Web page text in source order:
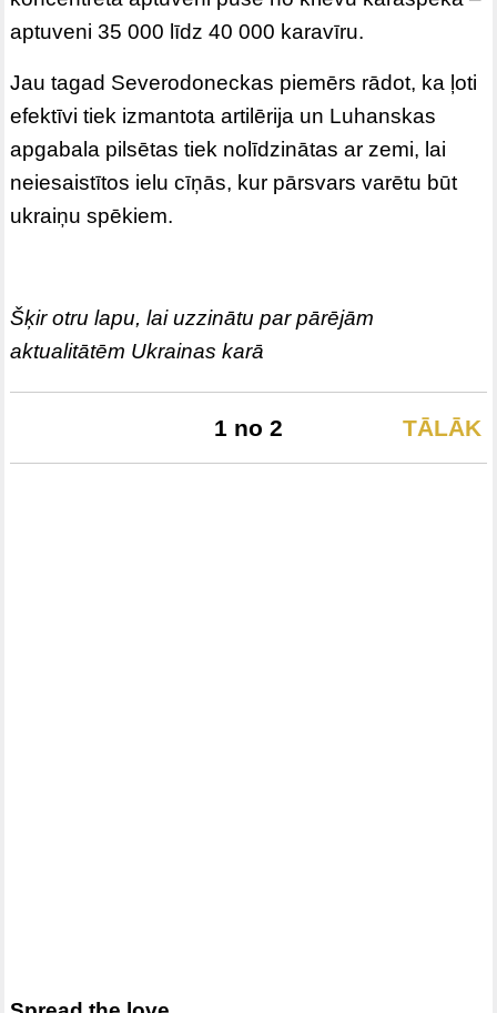
aptuveni 35 000 līdz 40 000 karavīru.
Jau tagad Severodoneckas piemērs rādot, ka ļoti
efektīvi tiek izmantota artilērija un Luhanskas
apgabala pilsētas tiek nolīdzinātas ar zemi, lai
neiesaistītos ielu cīņās, kur pārsvars varētu būt
ukraiņu spēkiem.
Šķir otru lapu, lai uzzinātu par pārējām
aktualitātēm Ukrainas karā
TĀLĀK
1 no 2